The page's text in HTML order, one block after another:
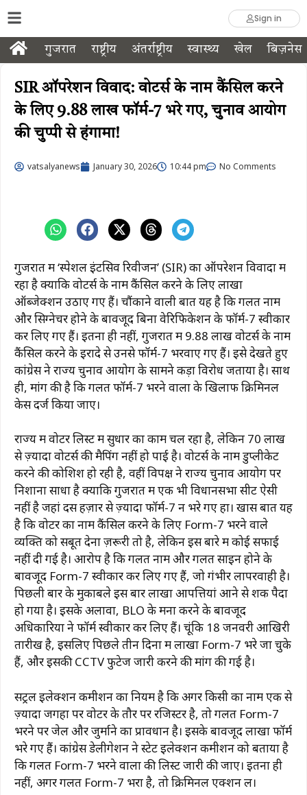
Sign in
गुजरात राष्ट्रीय अंतर्राष्ट्रीय स्वास्थ्य खेल बिज़नेस
SIR ऑपरेशन विवाद: वोटर्स के नाम कैंसिल करने
के लिए 9.88 लाख फॉर्म-7 भरे गए, चुनाव आयोग
की चुप्पी से हंगामा!
vatsalyanews January 30, 2026 10:44 pm No Comments
गुजरात में ‘स्पेशल इंटेंसिव रिवीजन’ (SIR) का ऑपरेशन विवादों में
रहा है क्योंकि वोटर्स के नाम कैंसिल करने के लिए लाखों
ऑब्जेक्शन उठाए गए हैं। चौंकाने वाली बात यह है कि गलत नाम
और सिग्नेचर होने के बावजूद बिना वेरिफिकेशन के फॉर्म-7 स्वीकार
कर लिए गए हैं। इतना ही नहीं, गुजरात में 9.88 लाख वोटर्स के नाम
कैंसिल करने के इरादे से उनसे फॉर्म-7 भरवाए गए हैं। इसे देखते हुए
कांग्रेस ने राज्य चुनाव आयोग के सामने कड़ा विरोध जताया है। साथ
ही, मांग की है कि गलत फॉर्म-7 भरने वालों के खिलाफ क्रिमिनल
केस दर्ज किया जाए।
राज्य में वोटर लिस्ट में सुधार का काम चल रहा है, लेकिन 70 लाख
से ज़्यादा वोटर्स की मैपिंग नहीं हो पाई है। वोटर्स के नाम डुप्लीकेट
करने की कोशिश हो रही है, वहीं विपक्ष ने राज्य चुनाव आयोग पर
निशाना साधा है क्योंकि गुजरात में एक भी विधानसभा सीट ऐसी
नहीं है जहां दस हज़ार से ज़्यादा फॉर्म-7 न भरे गए हों। खास बात यह
है कि वोटर का नाम कैंसिल करने के लिए Form-7 भरने वाले
व्यक्ति को सबूत देना ज़रूरी तो है, लेकिन इस बारे में कोई सफाई
नहीं दी गई है। आरोप है कि गलत नाम और गलत साइन होने के
बावजूद Form-7 स्वीकार कर लिए गए हैं, जो गंभीर लापरवाही है।
पिछली बार के मुकाबले इस बार लाखों आपत्तियां आने से शक पैदा
हो गया है। इसके अलावा, BLO के मना करने के बावजूद
अधिकारियों ने फॉर्म स्वीकार कर लिए हैं। चूंकि 18 जनवरी आखिरी
तारीख है, इसलिए पिछले तीन दिनों में लाखों Form-7 भरे जा चुके
हैं, और इसकी CCTV फुटेज जारी करने की मांग की गई है।
सेंट्रल इलेक्शन कमीशन का नियम है कि अगर किसी का नाम एक से
ज़्यादा जगहों पर वोटर के तौर पर रजिस्टर है, तो गलत Form-7
भरने पर जेल और जुर्माने का प्रावधान है। इसके बावजूद लाखों फॉर्म
भरे गए हैं। कांग्रेस डेलीगेशन ने स्टेट इलेक्शन कमीशन को बताया है
कि गलत Form-7 भरने वालों की लिस्ट जारी की जाए। इतना ही
नहीं, अगर गलत Form-7 भरा है, तो क्रिमिनल एक्शन लें।